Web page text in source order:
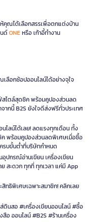
คุณได้เลือกสรรเพื่อตกแต่งบ้าน
ด์ONEหรือ เก้าอี้ทำงาน
ลือกช้อปออนไลน์ได้อย่างจุใจ
สไตล์สุดชิค พร้อมคูปองส่วนลด
ากนี้ B2S ยังใจดีส่งฟรีทั่วประเทศ
ไลน์ได้เลย! ลดแรงทุกเดือน ทั้ง
ค พร้อมคูปองส่วนลดพิเศษเมื่อซื้อ
รบขั้นต่ำที่บริษัทกำหนด
อุปกรณ์อ่านเขียน เครื่องเขียน
สะดวก ทุกที่ ทุกเวลา แค่มี App
สิทธิพิเศษเฉพาะสมาชิก! คลิกเลย
ดินสอ #เครื่องเขียนออนไลน์ #ซื้อ
อ ออนไลน์ #B2S #ร้านเครื่อง